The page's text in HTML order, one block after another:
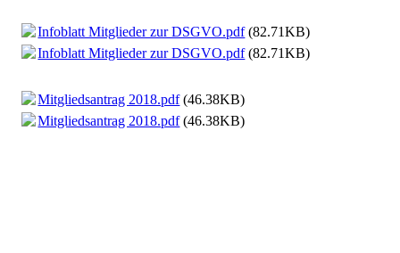
Infoblatt Mitglieder zur DSGVO.pdf(82.71KB)
Infoblatt Mitglieder zur DSGVO.pdf(82.71KB)
Mitgliedsantrag 2018.pdf(46.38KB)
Mitgliedsantrag 2018.pdf(46.38KB)